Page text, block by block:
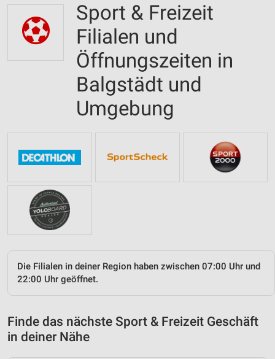
Sport & Freizeit
Filialen und
Öffnungszeiten in
Balgstädt und
Umgebung
Die Filialen in deiner Region haben zwischen 07:00 Uhr und
22:00 Uhr geöffnet.
Finde das nächste Sport & Freizeit Geschäft
in deiner Nähe